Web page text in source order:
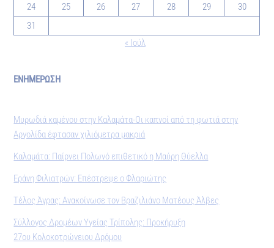
24
25 26 27 28 29
30
31
« Ιούλ
ΕΝΗΜΕΡΩΣΗ
Μυρωδιά καμένου στην Καλαμάτα-Οι καπνοί από τη φωτιά στην
Αργολίδα έφτασαν χιλιόμετρα μακριά
Καλαμάτα: Παίρνει Πολωνό επιθετικό η Μαύρη Θύελλα
Εράνη Φιλιατρών: Επέστρεψε ο Φλαριώτης
Τέλος Άγρας: Ανακοίνωσε τον Βραζιλιάνο Ματέους Άλβες
Σύλλογος Δρομέων Υγείας Τρίπολης: Προκήρυξη
27ου Κολοκοτρώνειου Δρόμου